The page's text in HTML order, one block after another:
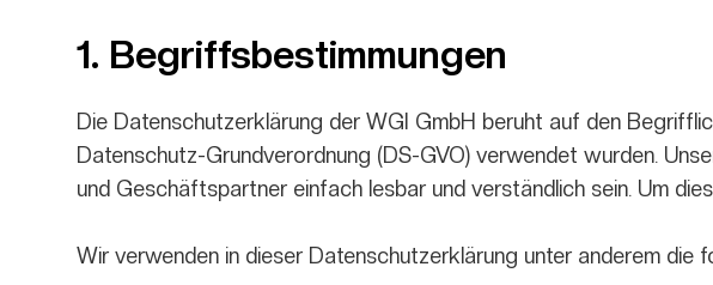
1. Begriffsbestimmungen
Die Datenschutzerklärung der WGI GmbH beruht auf den
Datenschutz-Grundverordnung (DS-GVO) verwendet wurden.
und Geschäftspartner einfach lesbar und verständlich sein. Um
Wir verwenden in dieser Datenschutzerklärung unter anderem die